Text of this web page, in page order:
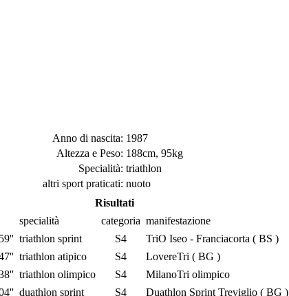
Anno di nascita: 1987
Altezza e Peso: 188cm, 95kg
Specialità: triathlon
altri sport praticati: nuoto
Risultati
specialità categoria manifestazione
triathlon sprint S4 TriO Iseo - Franciacorta ( BS )
triathlon atipico S4 LovereTri ( BG )
triathlon olimpico S4 MilanoTri olimpico
duathlon sprint S4 Duathlon Sprint Treviglio ( BG )